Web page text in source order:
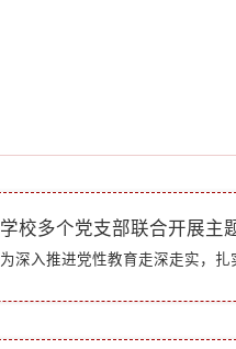
学校多个党支部联合开展主